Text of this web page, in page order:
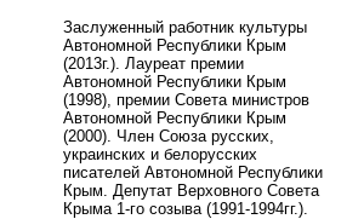
Заслуженный работник культуры
Автономной Республики Крым
(2013г.). Лауреат премии
Автономной Республики Крым
(1998), премии Совета министров
Автономной Республики Крым
(2000). Член Союза русских,
украинских и белорусских
писателей Автономной Республики
Крым.
Депутат Верховного Совета
Крыма 1-го созыва (1991-1994гг.).